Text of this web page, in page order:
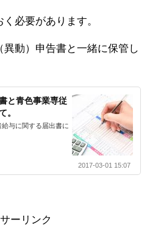
必要があります。
動）申告書と一緒に保管し
と青色事業専従
。
与に関する届出書に
2017-03-01 15:07
ーリンク